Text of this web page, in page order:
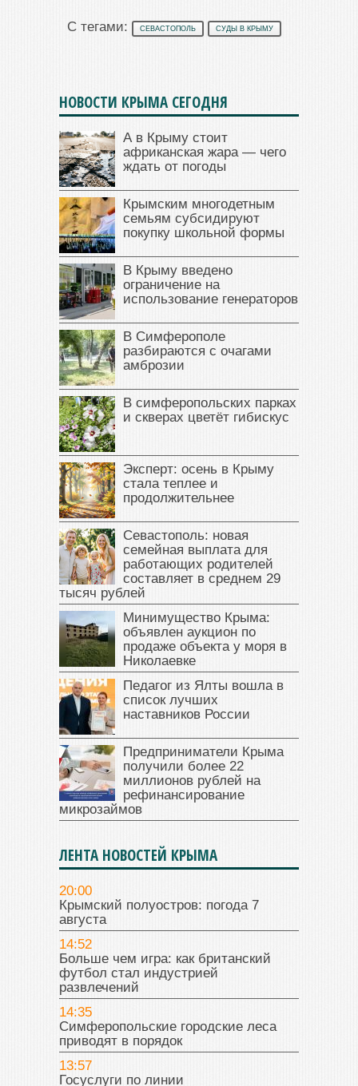
С тегами: СЕВАСТОПОЛЬ СУДЫ В КРЫМУ
НОВОСТИ КРЫМА СЕГОДНЯ
А в Крыму стоит
африканская жара — чего
ждать от погоды
Крымским многодетным
семьям субсидируют
покупку школьной формы
В Крыму введено
ограничение на
использование генераторов
В Симферополе
разбираются с очагами
амброзии
В симферопольских парках
и скверах цветёт гибискус
Эксперт: осень в Крыму
стала теплее и
продолжительнее
Севастополь: новая
семейная выплата для
работающих родителей
составляет в среднем 29
тысяч рублей
Минимущество Крыма:
объявлен аукцион по
продаже объекта у моря в
Николаевке
Педагог из Ялты вошла в
список лучших
наставников России
Предприниматели Крыма
получили более 22
миллионов рублей на
рефинансирование
микрозаймов
ЛЕНТА НОВОСТЕЙ КРЫМА
20:00
Крымский полуостров: погода 7
августа
14:52
Больше чем игра: как британский
футбол стал индустрией
развлечений
14:35
Симферопольские городские леса
приводят в порядок
13:57
Госуслуги по линии